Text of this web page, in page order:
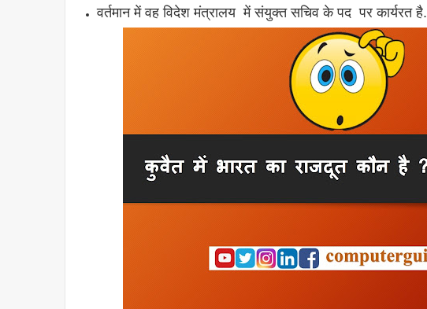
वर्तमान में वह विदेश मंत्रालय में संयुक्त सचिव के पद पर कार्यरत है.